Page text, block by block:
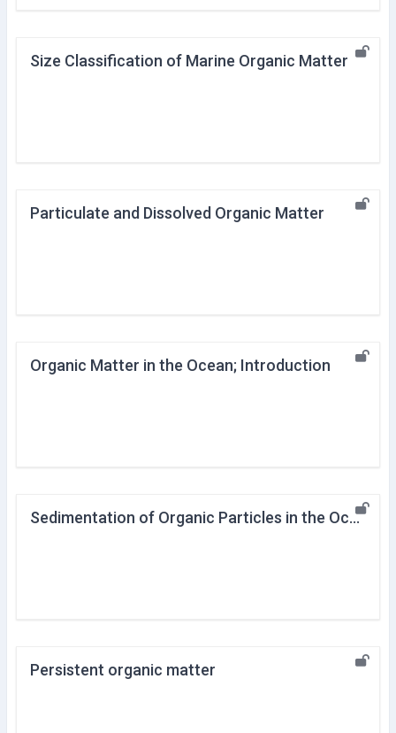
Size Classification of Marine Organic Matter
Particulate and Dissolved Organic Matter
Organic Matter in the Ocean; Introduction
Sedimentation of Organic Particles in the Ocean
Persistent organic matter